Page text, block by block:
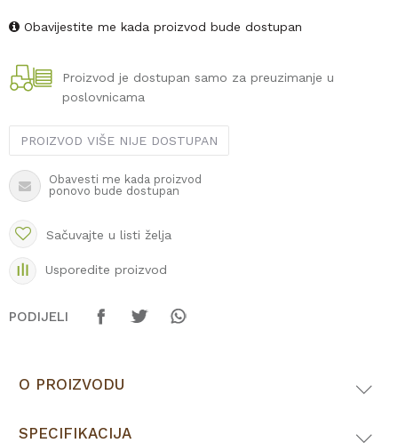
Obavijestite me kada proizvod bude dostupan
Proizvod je dostupan samo za preuzimanje u
poslovnicama
PROIZVOD VIŠE NIJE DOSTUPAN
Obavesti me kada proizvod
ponovo bude dostupan
Sačuvajte u listi želja
Usporedite proizvod
PODIJELI
O PROIZVODU
SPECIFIKACIJA